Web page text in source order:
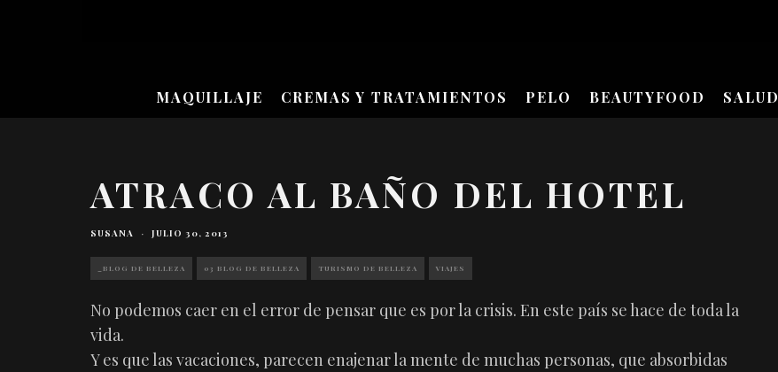
MAQUILLAJE CREMAS Y TRATAMIENTOS PELO BEAUTYFOOD SALUD
ATRACO AL BAÑO DEL HOTEL
SUSANA · JULIO 30, 2013
_BLOG DE BELLEZA 03 BLOG DE BELLEZA TURISMO DE BELLEZA VIAJES
No podemos caer en el error de pensar que es por la crisis. En este país se hace de toda la
vida.
Y es que las vacaciones, parecen enajenar la mente de muchas personas, que absorbidas